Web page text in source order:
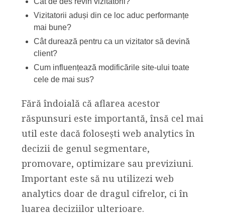
Vizitatorii aduși din ce loc aduc performanțe
mai bune?
Cât durează pentru ca un vizitator să devină
client?
Cum influențează modificările site-ului toate
cele de mai sus?
Fără îndoială că aflarea acestor
răspunsuri este importantă, însă cel mai
util este dacă folosești web analytics în
decizii de genul segmentare,
promovare, optimizare sau previziuni.
Important este să nu utilizezi web
analytics doar de dragul cifrelor, ci în
luarea deciziilor ulterioare.